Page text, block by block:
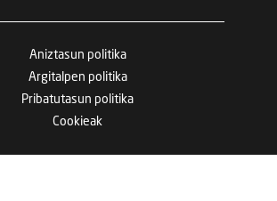
Aniztasun politika
Argitalpen politika
Pribatutasun politika
Cookieak